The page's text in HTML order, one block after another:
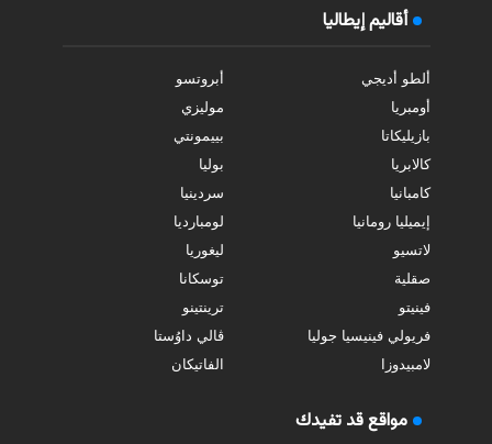
أقاليم إيطاليا
ألطو أديجي
أبروتسو
أومبريا
موليزي
بازيليكاتا
بييمونتي
كالابريا
بوليا
كامبانيا
سردينيا
إيميليا رومانيا
لومبارديا
لاتسيو
ليغوريا
صقلية
توسكانا
فينيتو
ترينتينو
فريولي فينيسيا جوليا
ڤالي داوُستا
لامبيدوزا
الفاتيكان
مواقع قد تفيدك